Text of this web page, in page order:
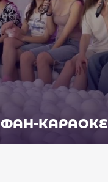
ФАН-КАРАОКЕ